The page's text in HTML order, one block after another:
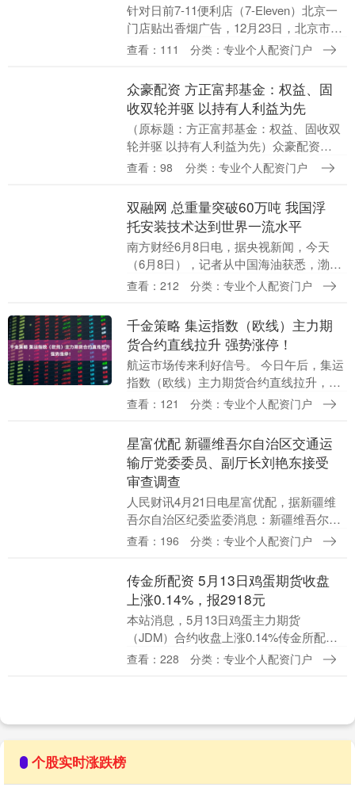
针对日前7-11便利店（7-Eleven）北京一
门店贴出香烟广告，12月23日，北京市朝
阳区市场监管局宣传科回应南都湾财社记
查看：111 分类：专业个人配资门户
众豪配资 方正富邦基金：权益、固
收双轮并驱 以持有人利益为先
（原标题：方正富邦基金：权益、固收双
轮并驱 以持有人利益为先）众豪配资
2025年，是方正富邦基金的第14个年头。
持“权益投....
查看：98 分类：专业个人配资门户
双融网 总重量突破60万吨 我国浮
托安装技术达到世界一流水平
南方财经6月8日电，据央视新闻，今天
（6月8日），记者从中国海油获悉，渤海
亿吨级油田群——垦利10-2油田群开发项
浮托安装，....
查看：212 分类：专业个人配资门户
千金策略 集运指数（欧线）主力期
货合约直线拉升 强势涨停！
航运市场传来利好信号。 今日午后，集运
指数（欧线）主力期货合约直线拉升，强
势涨停，截至收盘，涨幅达16%千金策
出现缓和迹象，....
查看：121 分类：专业个人配资门户
星富优配 新疆维吾尔自治区交通运
输厅党委委员、副厅长刘艳东接受
审查调查
人民财讯4月21日电星富优配，据新疆维
吾尔自治区纪委监委消息：新疆维吾尔自
治区交通运输厅党委委员、副厅长刘艳东
尔自治区纪委监....
查看：196 分类：专业个人配资门户
传金所配资 5月13日鸡蛋期货收盘
上涨0.14%，报2918元
本站消息，5月13日鸡蛋主力期货
（JDM）合约收盘上涨0.14%传金所配
资，报2918元，成交17.16亿元。 品种简
查看：228 分类：专业个人配资门户
个股实时涨跌榜